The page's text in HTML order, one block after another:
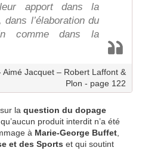
apport dans la
l’élaboration du
comme dans la
Jacquet – Robert Laffont &
Plon - page 122
la question du dopage
produit interdit n’a été
à Marie-George Buffet
et des Sports et qui soutint